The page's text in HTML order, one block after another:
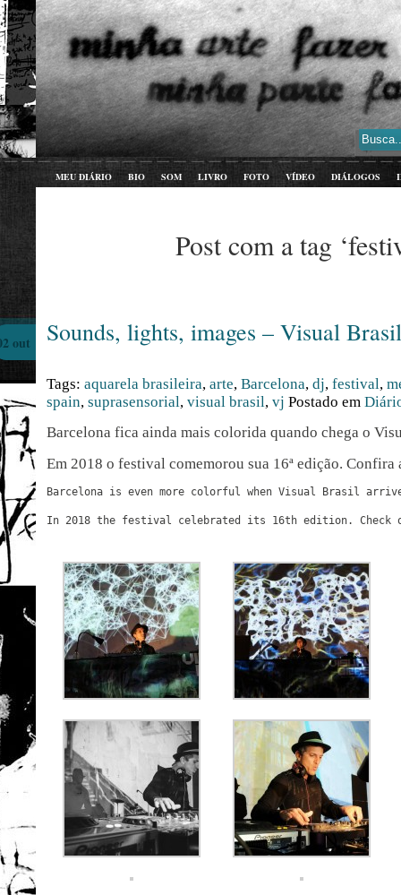
MEU DIÁRIO BIO SOM LIVRO FOTO VÍDEO DIÁLOGOS
Post com a tag
Sounds, lights, images – Visual
out
Tags: aquarela brasileira, arte, Barcelona, dj, festival,
spain, suprasensorial, visual brasil, vj Postado em
Barcelona fica ainda mais colorida quando chega o
Em 2018 o festival comemorou sua 16ª edição. Confira
Barcelona is even more colorful when Visual Brasil
In 2018 the festival celebrated its 16th edition. Check